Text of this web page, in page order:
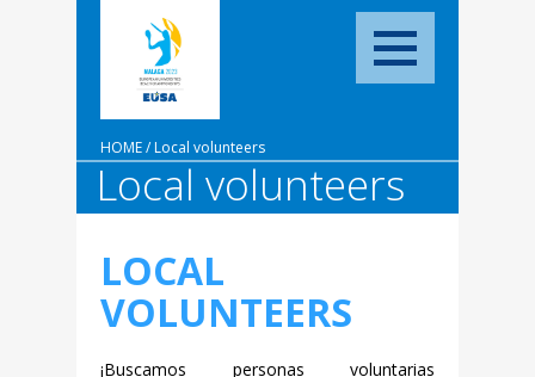
HOME/Local volunteers
Local volunteers
LOCAL
VOLUNTEERS
¡Buscamos personas voluntarias